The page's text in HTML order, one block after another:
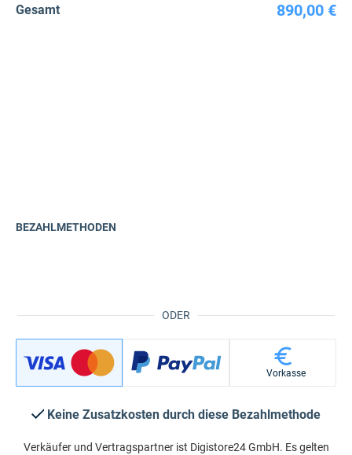
Gesamt 890,00 €
ODER
BEZAHLMETHODEN
Vorkasse
Keine Zusatzkosten durch diese Bezahlmethode
Verkäufer und Vertragspartner ist Digistore24 GmbH. Es gelten